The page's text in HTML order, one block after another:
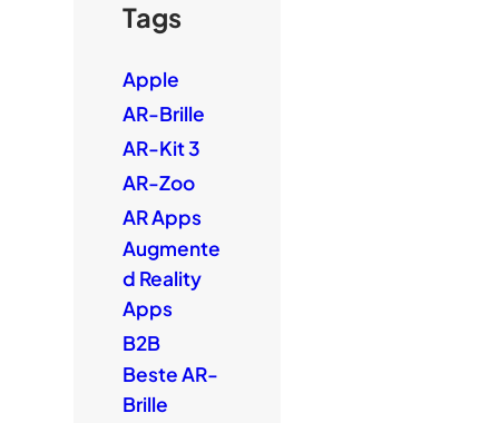
Tags
Apple
AR-Brille
AR-Kit 3
AR-Zoo
AR Apps
Augmente
d Reality
Apps
B2B
Beste AR-
Brille